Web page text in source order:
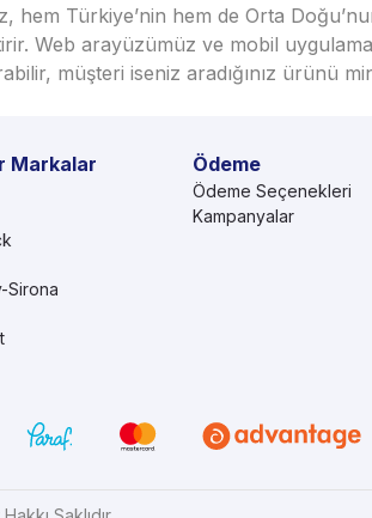
Türkiye’nin hem de Orta
Web arayüzümüz ve mobil
müşteri iseniz aradığınız ürünü
Ödeme
Ödeme Seçenekleri
Kampanyalar
Markalar
Sirona